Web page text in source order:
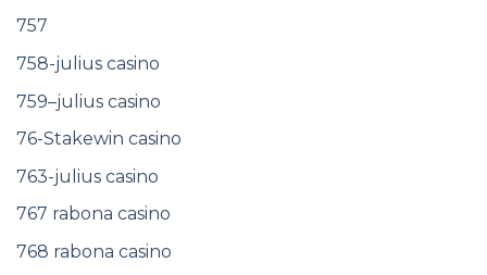
757
758-julius casino
759–julius casino
76-Stakewin casino
763-julius casino
767 rabona casino
768 rabona casino